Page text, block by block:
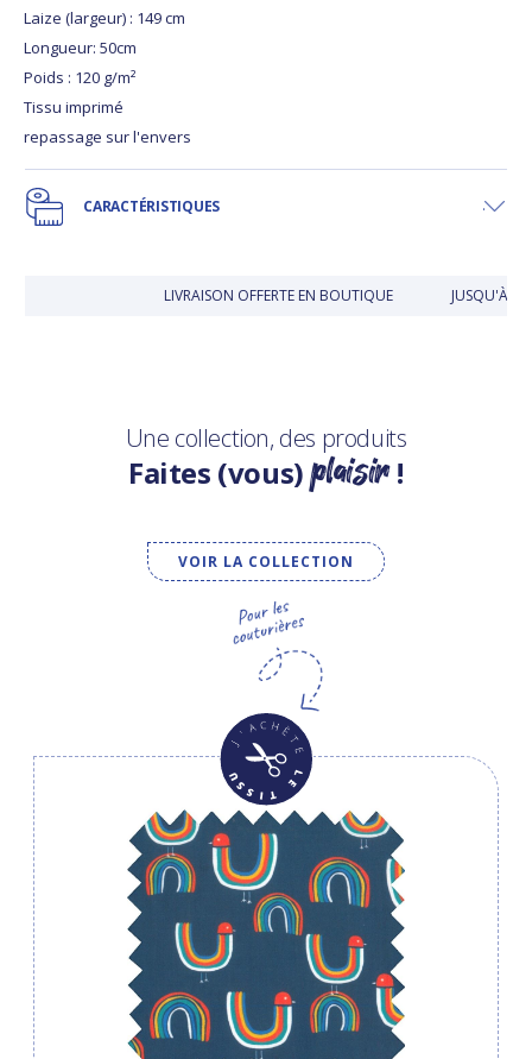
Laize (largeur) : 149 cm
Longueur: 50cm
Poids : 120 g/m²
Tissu imprimé
repassage sur l'envers
CARACTÉRISTIQUES
LIVRAISON OFFERTE EN BOUTIQUE JUSQU'À
Une collection, des produits
Faites (vous)plaisir!
VOIR LA COLLECTION